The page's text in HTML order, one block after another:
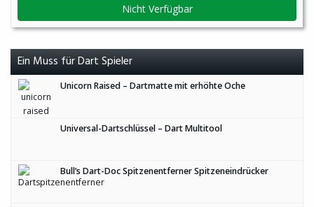
Nicht Verfügbar
Ein Muss für Dart Spieler
Unicorn Raised – Dartmatte mit erhöhte Oche
Universal-Dartschlüssel – Dart Multitool
Bull’s Dart-Doc Spitzenentferner Spitzeneindrücker